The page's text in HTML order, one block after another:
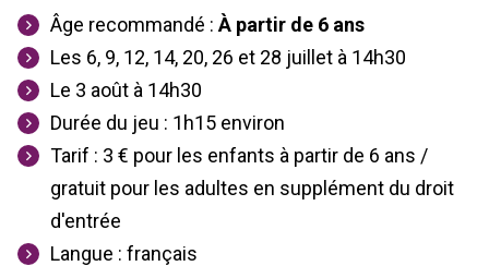
Âge recommandé : À partir de 6 ans
Les 6, 9, 12, 14, 20, 26 et 28 juillet à 14h30
Le 3 août à 14h30
Durée du jeu : 1h15 environ
Tarif : 3 € pour les enfants à partir de 6 ans /
gratuit pour les adultes en supplément du droit
d'entrée
Langue : français